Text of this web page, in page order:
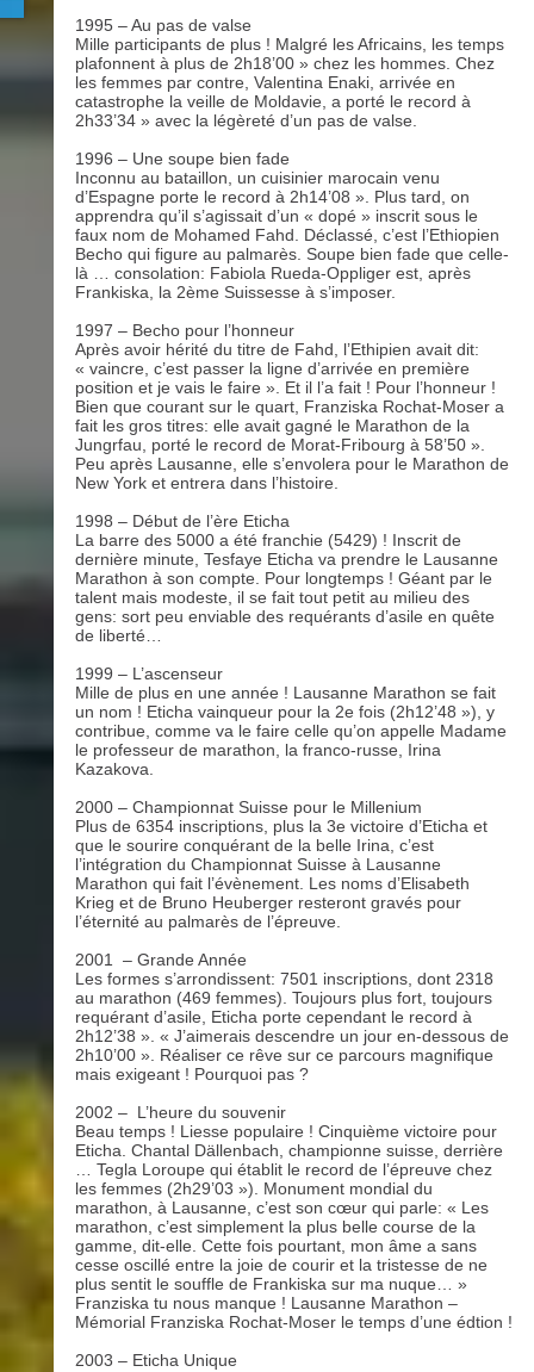
1995 – Au pas de valse
Mille participants de plus ! Malgré les Africains, les temps
plafonnent à plus de 2h18’00 » chez les hommes. Chez
les femmes par contre, Valentina Enaki, arrivée en
catastrophe la veille de Moldavie, a porté le record à
2h33’34 » avec la légèreté d’un pas de valse.
1996 – Une soupe bien fade
Inconnu au bataillon, un cuisinier marocain venu
d’Espagne porte le record à 2h14’08 ». Plus tard, on
apprendra qu’il s’agissait d’un « dopé » inscrit sous le
faux nom de Mohamed Fahd. Déclassé, c’est l’Ethiopien
Becho qui figure au palmarès. Soupe bien fade que celle-
là … consolation: Fabiola Rueda-Oppliger est, après
Frankiska, la 2ème Suissesse à s’imposer.
1997 – Becho pour l’honneur
Après avoir hérité du titre de Fahd, l’Ethipien avait dit:
« vaincre, c’est passer la ligne d’arrivée en première
position et je vais le faire ». Et il l’a fait ! Pour l’honneur !
Bien que courant sur le quart, Franziska Rochat-Moser a
fait les gros titres: elle avait gagné le Marathon de la
Jungrfau, porté le record de Morat-Fribourg à 58’50 ».
Peu après Lausanne, elle s’envolera pour le Marathon de
New York et entrera dans l’histoire.
1998 – Début de l’ère Eticha
La barre des 5000 a été franchie (5429) ! Inscrit de
dernière minute, Tesfaye Eticha va prendre le Lausanne
Marathon à son compte. Pour longtemps ! Géant par le
talent mais modeste, il se fait tout petit au milieu des
gens: sort peu enviable des requérants d’asile en quête
de liberté…
1999 – L’ascenseur
Mille de plus en une année ! Lausanne Marathon se fait
un nom ! Eticha vainqueur pour la 2e fois (2h12’48 »), y
contribue, comme va le faire celle qu’on appelle Madame
le professeur de marathon, la franco-russe, Irina
Kazakova.
2000 – Championnat Suisse pour le Millenium
Plus de 6354 inscriptions, plus la 3e victoire d’Eticha et
que le sourire conquérant de la belle Irina, c’est
l’intégration du Championnat Suisse à Lausanne
Marathon qui fait l’évènement. Les noms d’Elisabeth
Krieg et de Bruno Heuberger resteront gravés pour
l’éternité au palmarès de l’épreuve.
2001 – Grande Année
Les formes s’arrondissent: 7501 inscriptions, dont 2318
au marathon (469 femmes). Toujours plus fort, toujours
requérant d’asile, Eticha porte cependant le record à
2h12’38 ». « J’aimerais descendre un jour en-dessous de
2h10’00 ». Réaliser ce rêve sur ce parcours magnifique
mais exigeant ! Pourquoi pas ?
2002 – L’heure du souvenir
Beau temps ! Liesse populaire ! Cinquième victoire pour
Eticha. Chantal Dällenbach, championne suisse, derrière
… Tegla Loroupe qui établit le record de l’épreuve chez
les femmes (2h29’03 »). Monument mondial du
marathon, à Lausanne, c’est son cœur qui parle: « Les
marathon, c’est simplement la plus belle course de la
gamme, dit-elle. Cette fois pourtant, mon âme a sans
cesse oscillé entre la joie de courir et la tristesse de ne
plus sentit le souffle de Frankiska sur ma nuque… »
Franziska tu nous manque ! Lausanne Marathon –
Mémorial Franziska Rochat-Moser le temps d’une édtion !
2003 – Eticha Unique